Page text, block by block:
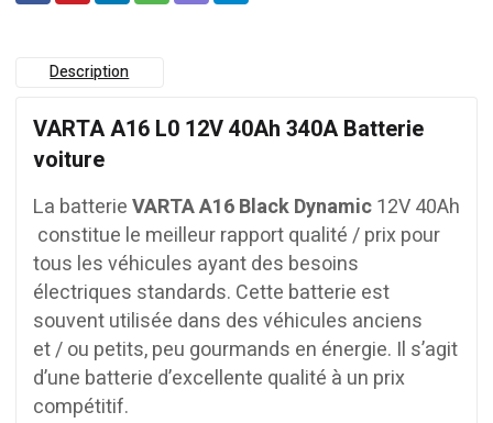
Description
VARTA A16 L0 12V 40Ah 340A Batterie
voiture
La batterieVARTA A16 Black Dynamic12V 40Ah
constitue le meilleur rapport qualité / prix pour
tous les véhicules ayant des besoins
électriques standards. Cette batterie est
souvent utilisée dans des véhicules anciens
et / ou petits, peu gourmands en énergie. Il s’agit
d’une batterie d’excellente qualité à un prix
compétitif.